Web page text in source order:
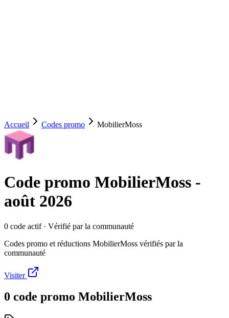
Accueil Codes promo MobilierMoss
Code promo MobilierMoss -
août 2026
0 code actif· Vérifié par la communauté
Codes promo et réductions MobilierMoss vérifiés par la
communauté
Visiter
0 code promo MobilierMoss